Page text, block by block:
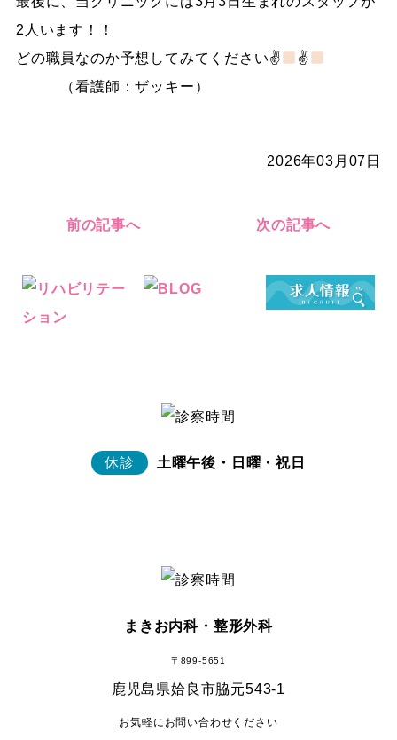
2人います！！
どの職員なのか予想してみてください✌
✌
（看護師：ザッキー）
2026年03月07日
前の記事へ 次の記事へ
休診 土曜午後・日曜・祝日
まきお内科・整形外科
〒899-5651
鹿児島県姶良市脇元543-1
お気軽にお問い合わせください